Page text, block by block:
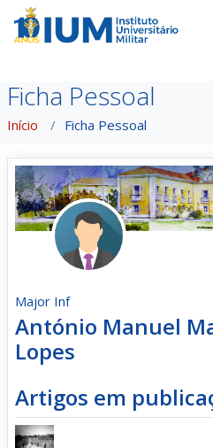
Ficha Pessoal
Início Ficha Pessoal
Major Inf
António Manuel
Lopes
Artigos em